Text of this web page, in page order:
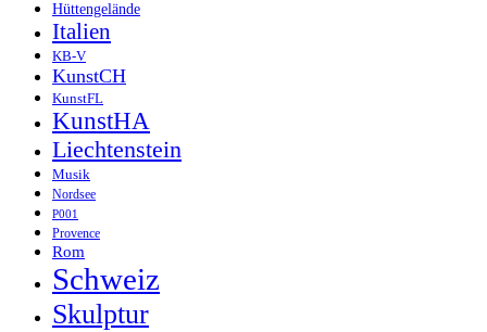
Hüttengelände
Italien
KB-V
KunstCH
KunstFL
KunstHA
Liechtenstein
Musik
Nordsee
P001
Provence
Rom
Schweiz
Skulptur